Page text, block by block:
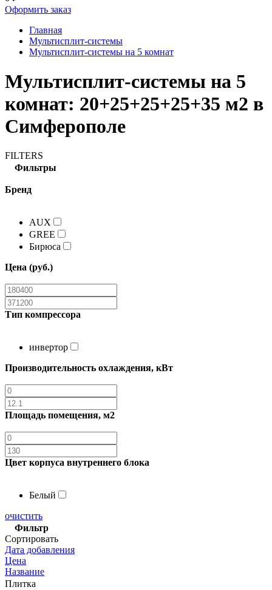
Оформить заказ
Главная
Мультисплит-системы
Мультисплит-системы на 5 комнат
Мультисплит-системы на 5
комнат: 20+25+25+25+35 м2 в
Симферополе
FILTERS
Фильтры
Бренд
AUX
GREE
Бирюса
Цена (руб.)
Тип компрессора
инвертор
Производительность охлаждения, кВт
Площадь помещения, м2
Цвет корпуса внутреннего блока
Белый
очистить
Фильтр
Сортировать
Дата добавления
Цена
Название
Плитка